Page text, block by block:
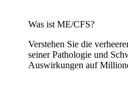
Was ist ME/CFS?
Verstehen Sie die
seiner Pathologie und
Auswirkungen auf